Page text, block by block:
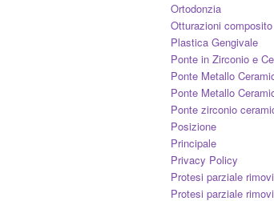
Ortodonzia
Otturazioni
Plastica Gengivale
Ponte in Zirconio e
Ponte Metallo
Ponte Metallo
Ponte zirconio
Posizione
Principale
Privacy Policy
Protesi parziale
Protesi parziale